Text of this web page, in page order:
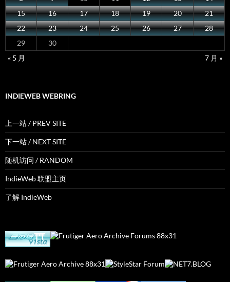
15
16 17 18 19 20
21
22
23 24 25 26 27
28
29
30
« 5 月
7 月 »
INDIEWEB WEBRING
上一站 / PREV SITE
下一站 / NEXT SITE
随机访问 / RANDOM
IndieWeb 联盟主页
了解 IndieWeb